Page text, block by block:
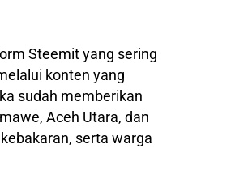
Steemit yang sering
konten yang
sudah memberikan
Aceh Utara, dan
serta warga